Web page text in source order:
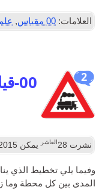
العلامات: 00 مقياس ,
2 00-قياس تخطيط SeTrack لحلقة ثلاثية في 12FT العاشر 8FT
نشرت 28العاشر يمكن 2015
المدى بين كل محطة وما